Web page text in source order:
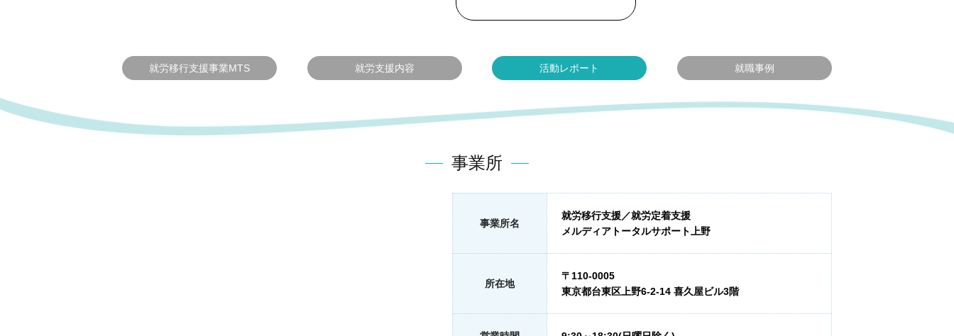
就労移行支援事業MTS 就労支援内容 活動レポート 就職事例
事業所
事業所名
就労移行支援／就労定着支援
メルディアトータルサポート上野
所在地
〒110-0005
東京都台東区上野6-2-14 喜久屋ビル3階